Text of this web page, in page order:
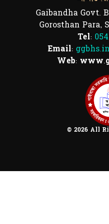
© 2026 All
Gaibandha Govt.
Gorosthan Para,
Tel:
Email:
Web: